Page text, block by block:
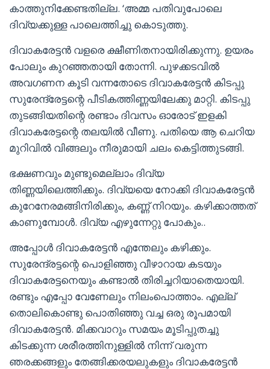
കാത്തുനിക്കേണ്ടതില്ല. ‘അമ്മ പതിവുപോലെ
ദിവ്യക്കുള്ള പാലെത്തിച്ചു കൊടുത്തു.
ദിവാകരേട്ടൻ വളരെ ക്ഷീണിതനായിരിക്കുന്നു. ഉയരം
പോലും കുറഞ്ഞതായി തോന്നി. പുഴക്കടവിൽ
അവഗണന കൂടി വന്നതോടെ ദിവാകരേട്ടൻ കിടപ്പു
സുരേന്ദ്രേട്ടന്റെ പീടികത്തിണ്ണയിലേക്കു മാറ്റി. കിടപ്പു
തുടങ്ങിയതിന്റെ രണ്ടാം ദിവസം ഓരോട് ഇളകി
ദിവാകരേട്ടന്റെ തലയിൽ വീണു. പതിയെ ആ ചെറിയ
മുറിവിൽ വിങ്ങലും നീരുമായി ചലം കെട്ടിത്തുടങ്ങി.
ഭക്ഷണവും മുണ്ടുമെല്ലാം ദിവ്യ
തിണ്ണയിലെത്തിക്കും. ദിവ്യയെ നോക്കി ദിവാകരേട്ടൻ
കുറേനേരമങ്ങിനിരിക്കും, കണ്ണ് നിറയും. കഴിക്കാത്തത്
കാണുമ്പോൾ. ദിവ്യ എഴുന്നേറ്റു പോകും..
അപ്പോൾ ദിവാകരേട്ടൻ എന്തേലും കഴിക്കും.
സുരേന്ദ്രട്ടന്റെ പൊളിഞ്ഞു വീഴാറായ കടയും
ദിവാകരേട്ടനെയും കണ്ടാൽ തിരിച്ചറിയാതെയായി.
രണ്ടും എപ്പോ വേണേലും നിലംപൊത്താം. എല്ല്
തൊലികൊണ്ടു പൊതിഞ്ഞു വച്ച ഒരു രൂപമായി
ദിവാകരേട്ടൻ. മിക്കവാറും സമയം മൂടിപ്പുതച്ചു
കിടക്കുന്ന ശരീരത്തിനുള്ളിൽ നിന്ന് വരുന്ന
ഞരക്കങ്ങളും തേങ്ങിക്കരയലുകളും ദിവാകരേട്ടൻ